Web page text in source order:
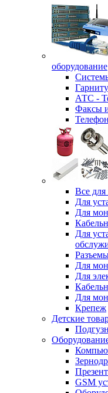
оборудование
АТС -
Факсы
Все
Для
Для
Для
Для
Для
Для
Крепеж
Детские
GSM